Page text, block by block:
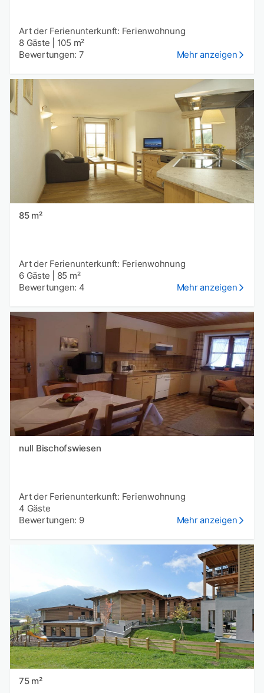
Art der Ferienunterkunft: Ferienwohnung
8 Gäste
105 m²
Bewertungen: 7
Mehr anzeigen
85 m²
Art der Ferienunterkunft: Ferienwohnung
6 Gäste
85 m²
Bewertungen: 4
Mehr anzeigen
null Bischofswiesen
Art der Ferienunterkunft: Ferienwohnung
4 Gäste
Bewertungen: 9
Mehr anzeigen
75 m²